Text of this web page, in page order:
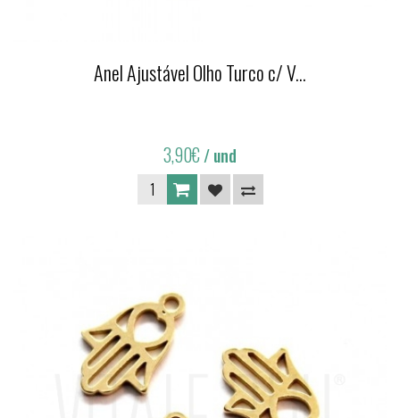
Anel Ajustável Olho Turco c/ V...
3,90€/ und